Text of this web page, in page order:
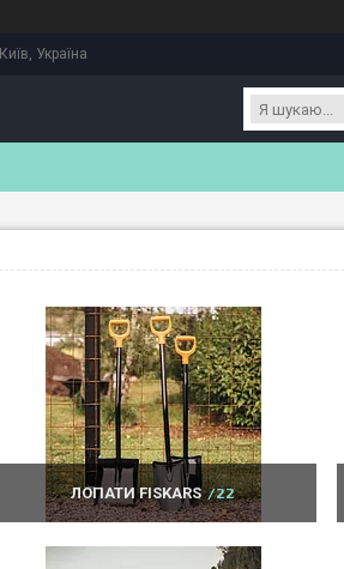
Київ, Україна
ЛОПАТИ FISKARS 22